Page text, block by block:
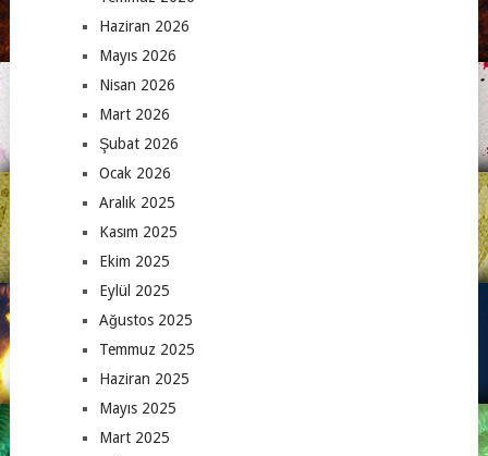
Haziran 2026
Mayıs 2026
Nisan 2026
Mart 2026
Şubat 2026
Ocak 2026
Aralık 2025
Kasım 2025
Ekim 2025
Eylül 2025
Ağustos 2025
Temmuz 2025
Haziran 2025
Mayıs 2025
Mart 2025